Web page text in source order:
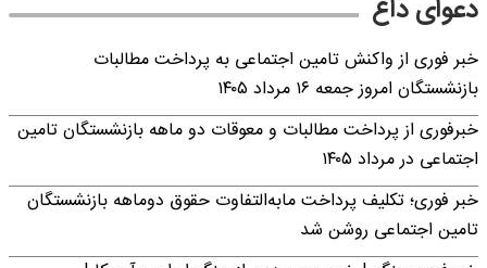
دعوای داغ
خبر فوری از واکنش تامین اجتماعی به پرداخت مطالبات
بازنشستگان امروز جمعه ۱۶ مرداد ۱۴۰۵
خبرفوری از پرداخت مطالبات و معوقات دو ماهه بازنشستگان تامین
اجتماعی در مرداد ۱۴۰۵
خبر فوری؛ تکلیف پرداخت مابه‌التفاوت حقوق دوماهه بازنشستگان
تامین اجتماعی روشن شد